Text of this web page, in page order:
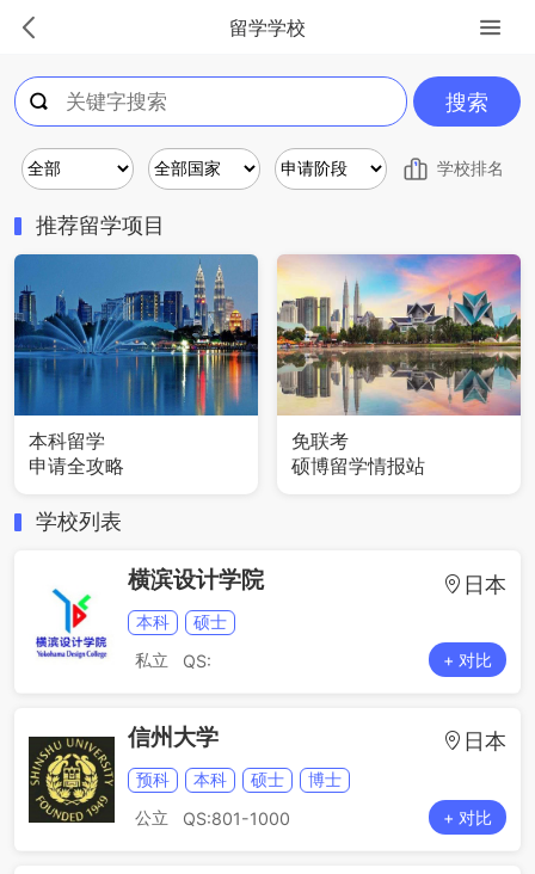
留学学校
搜索
学校排名
推荐留学项目
本科留学
申请全攻略
免联考
硕博留学情报站
学校列表
横滨设计学院 日本
本科
硕士
私立
QS: + 对比
信州大学 日本
预科 本科 硕士
博士
公立
QS:801-1000 + 对比